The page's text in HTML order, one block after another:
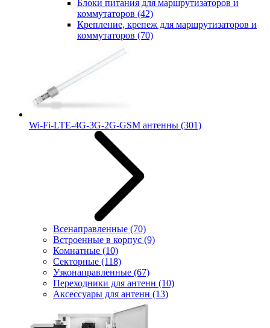
Блоки питания для маршрутизаторов и
коммутаторов (42)
Крепление, крепеж для маршрутизаторов и
коммутаторов (70)
Wi-Fi-LTE-4G-3G-2G-GSM антенны (301)
Всенаправленные (70)
Встроенные в корпус (9)
Комнатные (10)
Секторные (118)
Узконаправленные (67)
Переходники для антенн (10)
Аксессуары для антенн (13)